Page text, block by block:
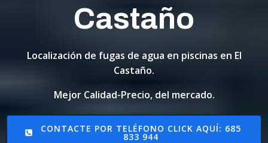
Castaño
Localización de fugas de agua en piscinas en El
Castaño.
Mejor Calidad-Precio, del mercado.
CONTACTE POR TELÉFONO CLICK AQUÍ: 685
833 944